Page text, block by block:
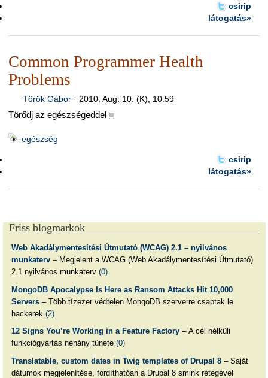
csirip
látogatás»
Common Programmer Health
Problems
Török Gábor· 2010. Aug. 10. (K), 10.59
Törődj az egészségeddel ■
egészség
csirip
látogatás»
Friss blogmarkok
Web Akadálymentesítési Útmutató (WCAG) 2.1 – nyilvános
munkaterv– Megjelent a WCAG (Web Akadálymentesítési Útmutató)
2.1 nyilvános munkaterv (0)
MongoDB Apocalypse Is Here as Ransom Attacks Hit 10,000
Servers– Több tízezer védtelen MongoDB szerverre csaptak le
hackerek (2)
12 Signs You’re Working in a Feature Factory– A cél nélküli
funkciógyártás néhány tünete (0)
Translatable, custom dates in Twig templates of Drupal 8– Saját
dátumok megjelenítése, fordíthatóan a Drupal 8 smink rétegével